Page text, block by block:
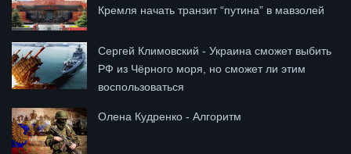
Кремля начать транзит “путина” в мавзолей
Сергей Климовский - Украина сможет выбить
РФ из Чёрного моря, но сможет ли этим
воспользоваться
Олена Кудренко - Алгоритм